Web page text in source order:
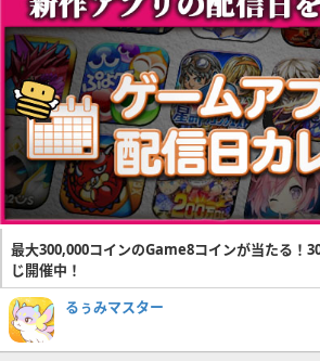
最大300,000コインのGame8コインが当たる！
じ開催中！
るぅみマスター